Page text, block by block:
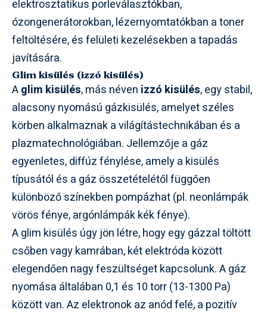
elektrosztatikus porleválasztókban,
ózongenerátorokban, lézernyomtatókban a toner
feltöltésére, és felületi kezelésekben a tapadás
javítására.
Glim kisülés (izzó kisülés)
Aglim kisülés, más néven izzó kisülés, egy stabil,
alacsony nyomású gázkisülés, amelyet széles
körben alkalmaznak a világítástechnikában és a
plazmatechnológiában. Jellemzője a gáz
egyenletes, diffúz fénylése, amely a kisülés
típusától és a gáz összetételétől függően
különböző színekben pompázhat (pl. neonlámpák
vörös fénye, argónlámpák kék fénye).
A glim kisülés úgy jön létre, hogy egy gázzal töltött
csőben vagy kamrában, két elektróda között
elegendően nagy feszültséget kapcsolunk. A gáz
nyomása általában 0,1 és 10 torr (13-1300 Pa)
között van. Az elektronok az anód felé, a pozitív